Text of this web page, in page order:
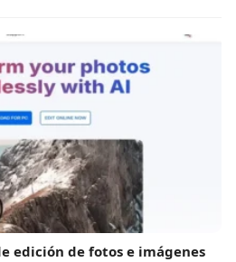
edición de fotos e imágenes